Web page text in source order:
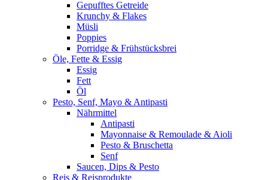
Gepufftes Getreide
Krunchy & Flakes
Müsli
Poppies
Porridge & Frühstücksbrei
Öle, Fette & Essig
Essig
Fett
Öl
Pesto, Senf, Mayo & Antipasti
Nährmittel
Antipasti
Mayonnaise & Remoulade & Aioli
Pesto & Bruschetta
Senf
Saucen, Dips & Pesto
Reis & Reisprodukte